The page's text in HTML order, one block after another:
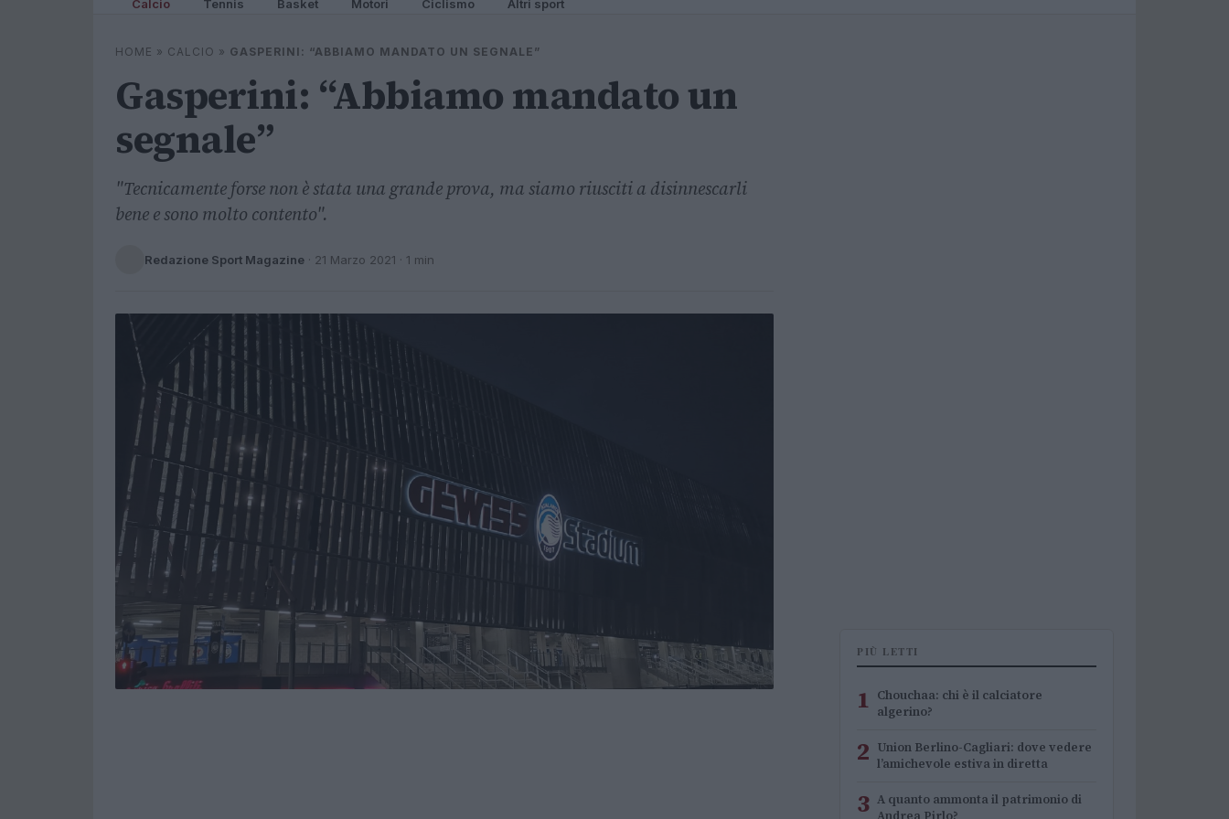
Calcio Tennis Basket Motori Ciclismo Altri sport
HOME » CALCIO » GASPERINI: “ABBIAMO MANDATO UN SEGNALE”
Gasperini: “Abbiamo mandato un
segnale”
"Tecnicamente forse non è stata una grande prova, ma siamo riusciti a disinnescarli
bene e sono molto contento".
Redazione Sport Magazine · 21 Marzo 2021 · 1 min
PIÙ LETTI
1 Chouchaa: chi è il calciatore
algerino?
2 Union Berlino-Cagliari: dove vedere
l’amichevole estiva in diretta
3 A quanto ammonta il patrimonio di
Andrea Pirlo?